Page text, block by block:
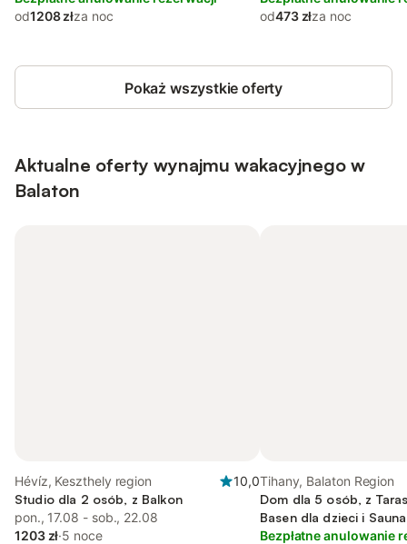
od1208 złza noc
od473 złza noc
Pokaż wszystkie oferty
Aktualne oferty wynajmu wakacyjnego w
Balaton
Hévíz, Keszthely region
10,0
Studio dla 2 osób, z Balkon
pon., 17.08 - sob., 22.08
1203 zł·5 noce
Tihany, Balaton Region
Dom dla 5 osób, z
Basen dla dzieci i Sauna
Bezpłatne anulowanie